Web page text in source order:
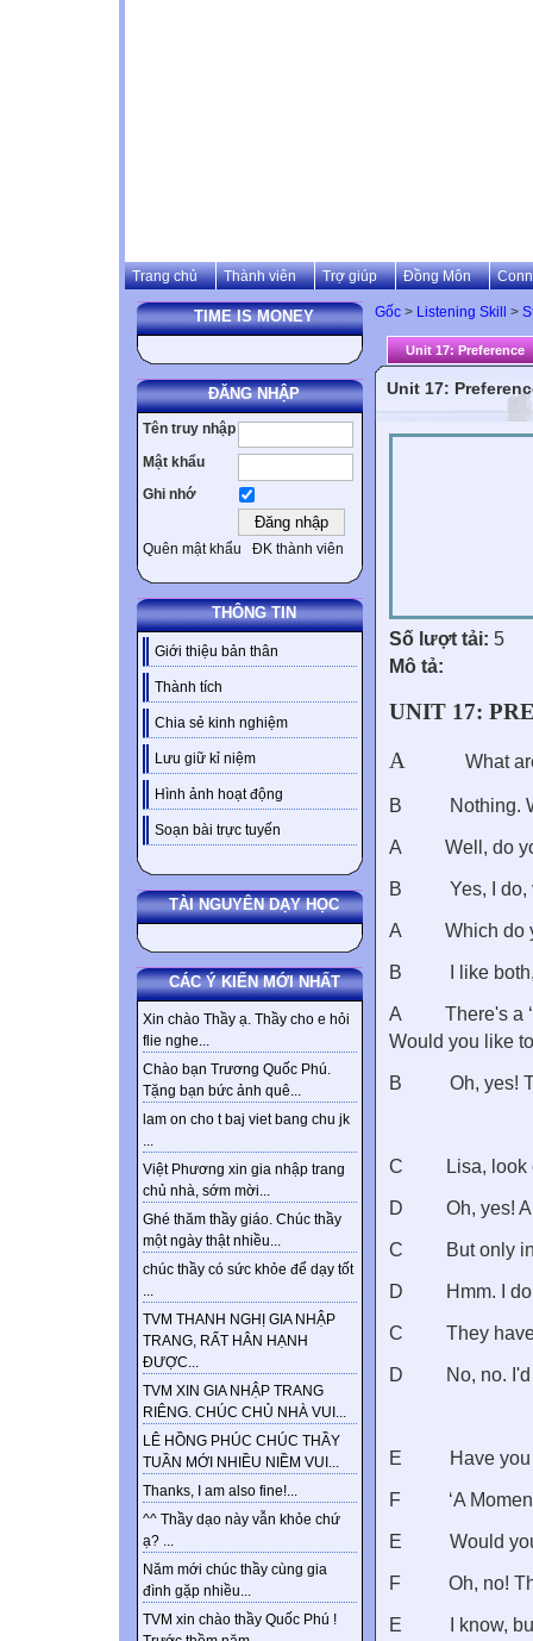
Trang chủ Thành viên Trợ giúp Đồng Môn
TIME IS MONEY
ĐĂNG NHẬP
Tên truy nhập
Mật khẩu
Ghi nhớ
Quên mật khẩu ĐK thành viên
THÔNG TIN
Giới thiệu bản thân
Thành tích
Chia sẻ kinh nghiệm
Lưu giữ kỉ niệm
Hình ảnh hoạt động
Soạn bài trực tuyến
TÀI NGUYÊN DẠY HỌC
CÁC Ý KIẾN MỚI NHẤT
Xin chào Thầy ạ. Thầy cho e hỏi
flie nghe...
Chào bạn Trương Quốc Phú.
Tặng bạn bức ảnh quê...
lam on cho t baj viet bang chu jk
...
Việt Phương xin gia nhập trang
chủ nhà, sớm mời...
Ghé thăm thầy giáo. Chúc thầy
một ngày thật nhiều...
chúc thầy có sức khỏe để dạy tốt
...
TVM THANH NGHỊ GIA NHẬP
TRANG, RẤT HÂN HẠNH
ĐƯỢC...
TVM XIN GIA NHẬP TRANG
RIÊNG. CHÚC CHỦ NHÀ VUI...
LÊ HỒNG PHÚC CHÚC THẦY
TUẦN MỚI NHIỀU NIỀM VUI...
Thanks, I am also fine!...
^^ Thầy dạo này vẫn khỏe chứ
ạ? ...
Năm mới chúc thầy cùng gia
đình gặp nhiều...
TVM xin chào thầy Quốc Phú !
Gốc > Listening Skill >
Unit 17: Preference
Unit 17:
Số lượt tải: 5
Mô tả:
UNIT 17:
A
What
B Nothing.
A Well, do
B Yes, I do,
A Which do
B I like
A
There's a
Would you like
B Oh, yes!
C Lisa,
D Oh, yes!
C But only
D Hmm. I
C They
D No, no.
E Have
F ‘A
E Would
F Oh, no!
E
I know,